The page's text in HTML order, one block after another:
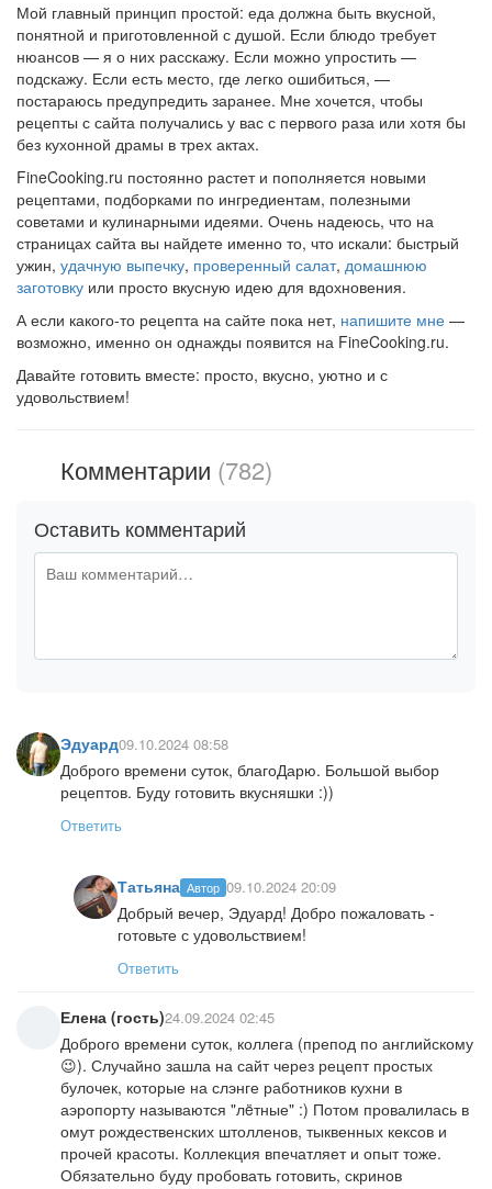
Мой главный принцип простой: еда должна быть вкусной,
понятной и приготовленной с душой. Если блюдо требует
нюансов — я о них расскажу. Если можно упростить —
подскажу. Если есть место, где легко ошибиться, —
постараюсь предупредить заранее. Мне хочется, чтобы
рецепты с сайта получались у вас с первого раза или хотя бы
без кухонной драмы в трех актах.
FineCooking.ru постоянно растет и пополняется новыми
рецептами, подборками по ингредиентам, полезными
советами и кулинарными идеями. Очень надеюсь, что на
страницах сайта вы найдете именно то, что искали: быстрый
ужин, удачную выпечку, проверенный салат, домашнюю
заготовку или просто вкусную идею для вдохновения.
А если какого-то рецепта на сайте пока нет, напишите мне —
возможно, именно он однажды появится на FineCooking.ru.
Давайте готовить вместе: просто, вкусно, уютно и с
удовольствием!
Комментарии (782)
Оставить комментарий
Эдуард09.10.2024 08:58
Доброго времени суток, благоДарю. Большой выбор
рецептов. Буду готовить вкусняшки :))
Ответить
Татьяна Автор 09.10.2024 20:09
Добрый вечер, Эдуард! Добро пожаловать -
готовьте с удовольствием!
Ответить
Елена (гость)24.09.2024 02:45
Доброго времени суток, коллега (препод по английскому
😉). Случайно зашла на сайт через рецепт простых
булочек, которые на слэнге работников кухни в
аэропорту называются "лëтные" :) Потом провалилась в
омут рождественских штолленов, тыквенных кексов и
прочей красоты. Коллекция впечатляет и опыт тоже.
Обязательно буду пробовать готовить, скринов